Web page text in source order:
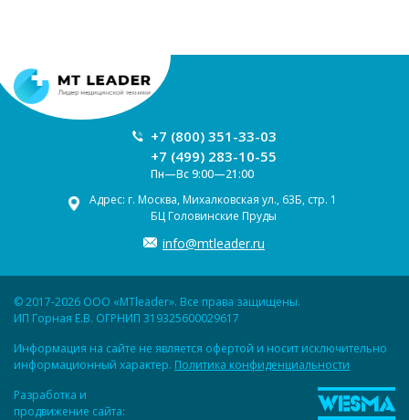
+7 (800) 351-33-03
+7 (499) 283-10-55
Пн—Вс 9:00—21:00
Адрес: г. Москва, Михалковская ул., 63Б, стр. 1
БЦ Головинские Пруды
info@mtleader.ru
© 2017-2026 ООО «MTleader». Все права защищены.
ИП Горная Е.В. ОГРНИП 319325600029617
Информация на сайте не является офертой и носит исключительно
информационный характер. Политика конфиденциальности
Разработка и
продвижение сайта: